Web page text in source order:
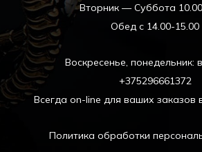
Вторник — Суббота
Обед с 14.00-15.00
Воскресенье, понедельник:
+375296661372
Всегда on-line для ваших заказов
Политика обработки